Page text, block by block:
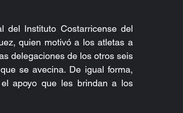
del Instituto Costarricense del
quien motivó a los atletas a
delegaciones de los otros seis
se avecina. De igual forma,
apoyo que les brindan a los